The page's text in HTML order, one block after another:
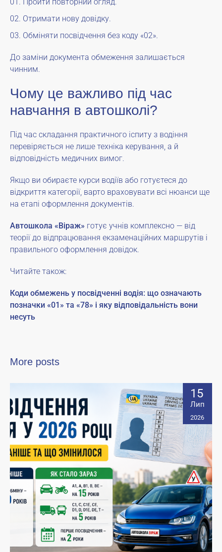
Отримати нову довідку.
Обміняти посвідчення без коду «02».
До заміни документа обмеження залишається
чинним.
Чому це важливо під час
навчання в автошколі?
Під час складання практичного іспиту з водіння
перевіряється не лише техніка керування, а й
відповідність медичних вимог.
Якщо ви обираєте курси водіїв або готуєтеся до
відкриття категорії, варто враховувати всі нюанси ще
на етапі оформлення документів.
Автошкола «Віраж» готує учнів комплексно — від
теорії до відпрацювання екзаменаційних маршрутів і
правильного оформлення довідок.
Читайте також:
Коди обмежень у посвідченні водія: що означають
позначки «01» та «78» і яку відповідальність вони
несуть
More posts
15
Лип
2026